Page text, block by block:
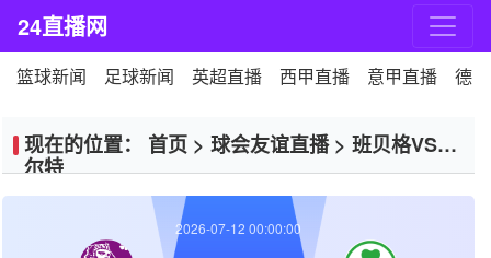
24直播网
篮球新闻 足球新闻 英超直播 西甲直播 意甲直播 德
现在的位置： 首页 > 球会友谊直播> 班贝格VS菲
尔特
2026-07-12 00:00:00